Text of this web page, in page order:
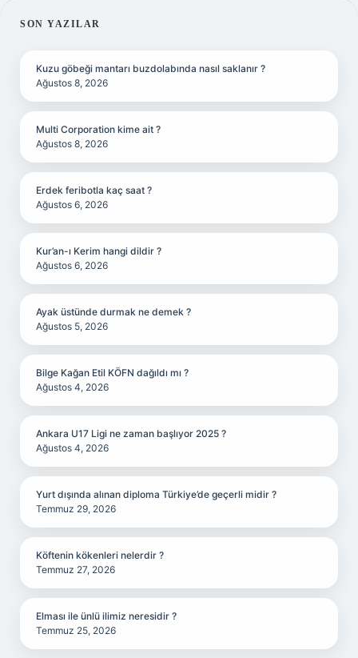
SIDEBAR
SON YAZILAR
Kuzu göbeği mantarı buzdolabında nasıl saklanır ?
Ağustos 8, 2026
Multi Corporation kime ait ?
Ağustos 8, 2026
Erdek feribotla kaç saat ?
Ağustos 6, 2026
Kur’an-ı Kerim hangi dildir ?
Ağustos 6, 2026
Ayak üstünde durmak ne demek ?
Ağustos 5, 2026
Bilge Kağan Etil KÖFN dağıldı mı ?
Ağustos 4, 2026
Ankara U17 Ligi ne zaman başlıyor 2025 ?
Ağustos 4, 2026
Yurt dışında alınan diploma Türkiye’de geçerli midir ?
Temmuz 29, 2026
Köftenin kökenleri nelerdir ?
Temmuz 27, 2026
Elması ile ünlü ilimiz neresidir ?
Temmuz 25, 2026